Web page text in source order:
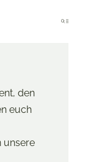
Menu
den
euch
unsere